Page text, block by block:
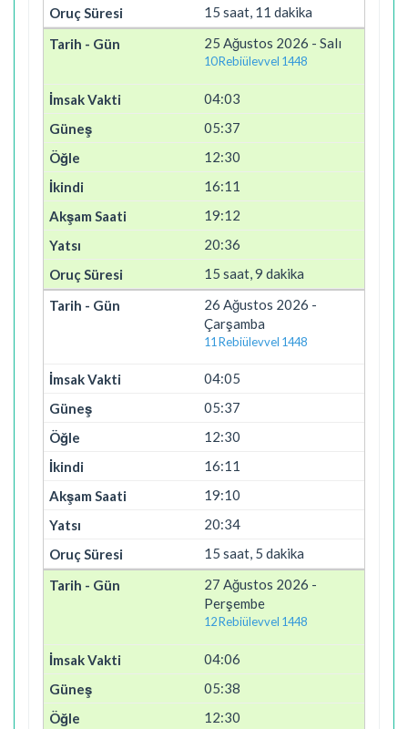
15 saat, 11 dakika
25 Ağustos 2026 - Salı
10 Rebiülevvel 1448
04:03
05:37
12:30
16:11
19:12
20:36
15 saat, 9 dakika
26 Ağustos 2026 -
Çarşamba
11 Rebiülevvel 1448
04:05
05:37
12:30
16:11
19:10
20:34
15 saat, 5 dakika
27 Ağustos 2026 -
Perşembe
12 Rebiülevvel 1448
04:06
05:38
12:30